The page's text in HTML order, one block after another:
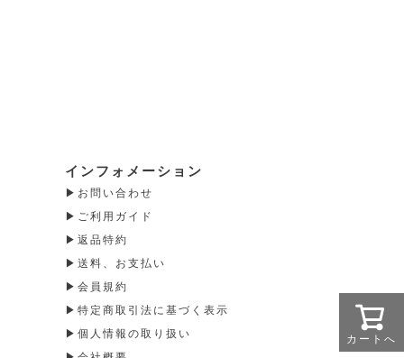
カートへ
インフォメーション
お問い合わせ
ご利用ガイド
返品特約
送料、お支払い
会員規約
特定商取引法に基づく表示
個人情報の取り扱い